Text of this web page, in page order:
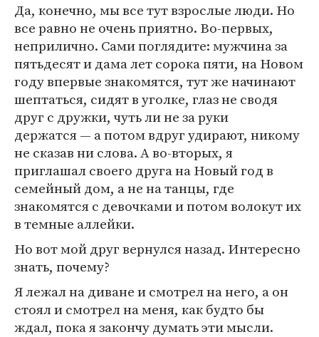
Да, конечно, мы все тут взрослые люди. Но
все равно не очень приятно. Во-первых,
неприлично. Сами поглядите: мужчина за
пятьдесят и дама лет сорока пяти, на Новом
году впервые знакомятся, тут же начинают
шептаться, сидят в уголке, глаз не сводя
друг с дружки, чуть ли не за руки
держатся — а потом вдруг удирают, никому
не сказав ни слова. А во-вторых, я
приглашал своего друга на Новый год в
семейный дом, а не на танцы, где
знакомятся с девочками и потом волокут их
в темные аллейки.
Но вот мой друг вернулся назад. Интересно
знать, почему?
Я лежал на диване и смотрел на него, а он
стоял и смотрел на меня, как будто бы
ждал, пока я закончу думать эти мысли.